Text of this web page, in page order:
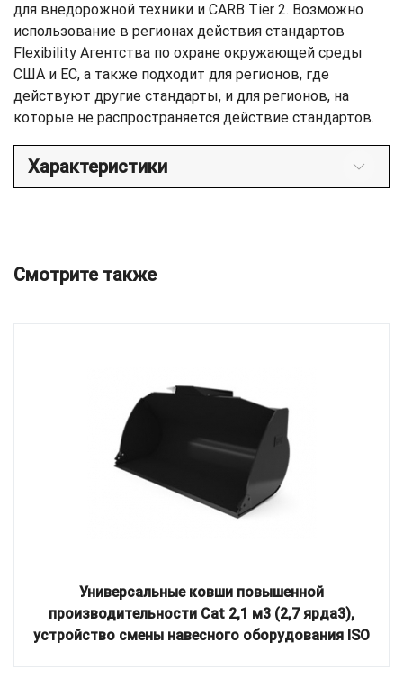
для внедорожной техники и CARB Tier 2. Возможно
использование в регионах действия стандартов
Flexibility Агентства по охране окружающей среды
США и ЕС, а также подходит для регионов, где
действуют другие стандарты, и для регионов, на
которые не распространяется действие стандартов.
Характеристики
Смотрите также
Универсальные ковши повышенной
производительности Cat 2,1 м3 (2,7 ярда3),
устройство смены навесного оборудования ISO